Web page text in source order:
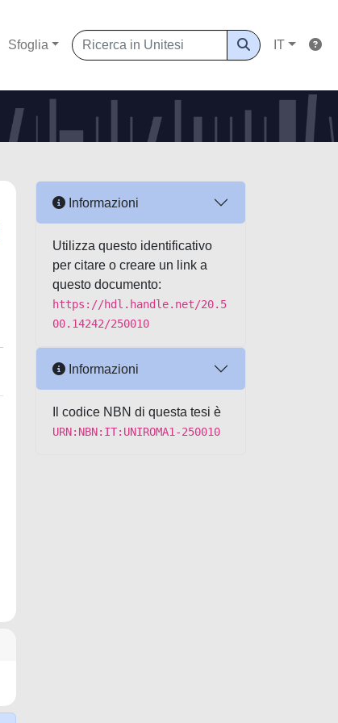
Sfoglia IT
Informazioni
Utilizza questo identificativo
per citare o creare un link a
questo documento:
https://hdl.handle.net/20.5
00.14242/250010
Informazioni
Il codice NBN di questa tesi è
URN:NBN:IT:UNIROMA1-250010